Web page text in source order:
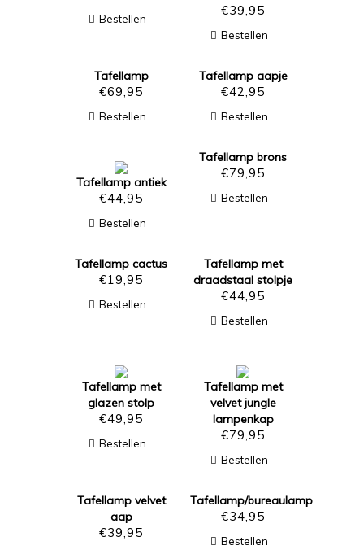
Bestellen
€39,95
Bestellen
Tafellamp
€69,95
Bestellen
Tafellamp aapje
€42,95
Bestellen
Tafellamp antiek
€44,95
Bestellen
Tafellamp brons
€79,95
Bestellen
Tafellamp cactus
€19,95
Bestellen
Tafellamp met
draadstaal stolpje
€44,95
Bestellen
Tafellamp met
glazen stolp
€49,95
Bestellen
Tafellamp met
velvet jungle
lampenkap
€79,95
Bestellen
Tafellamp velvet
aap
€39,95
Tafellamp/bureaulamp
€34,95
Bestellen